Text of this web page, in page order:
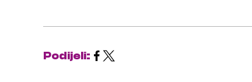
Podijeli: